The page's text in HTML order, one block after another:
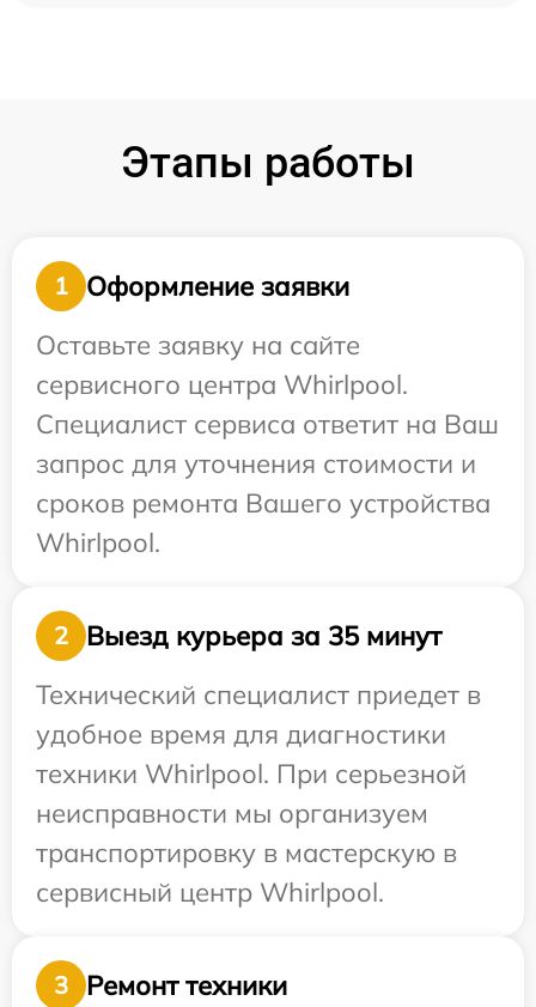
Этапы работы
1
Оформление заявки
Оставьте заявку на сайте
сервисного центра Whirlpool.
Специалист сервиса ответит на Ваш
запрос для уточнения стоимости и
сроков ремонта Вашего устройства
Whirlpool.
2
Выезд курьера за 35 минут
Технический специалист приедет в
удобное время для диагностики
техники Whirlpool. При серьезной
неисправности мы организуем
транспортировку в мастерскую в
сервисный центр Whirlpool.
3 Ремонт техники